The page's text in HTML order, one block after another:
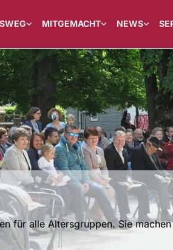
MITGEMACHT NEWS
für alle Altersgruppen. Sie